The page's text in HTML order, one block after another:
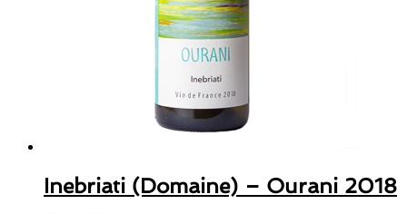
Inebriati (Domaine) – Ourani 2018